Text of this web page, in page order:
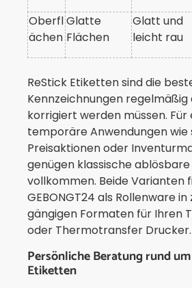
Oberfl
ächen
Glatte
Flächen
Glatt und
leicht rau
ReStick Etiketten sind die
Kennzeichnungen
korrigiert werden müssen. Für
temporäre Anwendungen wie
Preisaktionen oder
genügen klassische
vollkommen. Beide Varianten
GEBONGT24 als Rollenware
gängigen Formaten für Ihren
oder Thermotransfer Drucker.
Persönliche Beratung rund
Etiketten